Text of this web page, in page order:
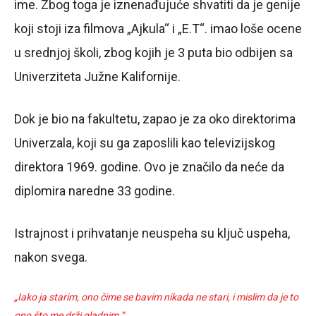
ime. Zbog toga je iznenađujuće shvatiti da je genije
koji stoji iza filmova „Ajkula“ i „E.T“. imao loše ocene
u srednjoj školi, zbog kojih je 3 puta bio odbijen sa
Univerziteta Južne Kalifornije.
Dok je bio na fakultetu, zapao je za oko direktorima
Univerzala, koji su ga zaposlili kao televizijskog
direktora 1969. godine. Ovo je značilo da neće da
diplomira naredne 33 godine.
Istrajnost i prihvatanje neuspeha su ključ uspeha,
nakon svega.
„Iako ja starim, ono čime se bavim nikada ne stari, i mislim da je to